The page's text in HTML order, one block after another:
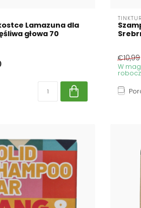
Lamazuna dla
głowa 70
€10,99
W